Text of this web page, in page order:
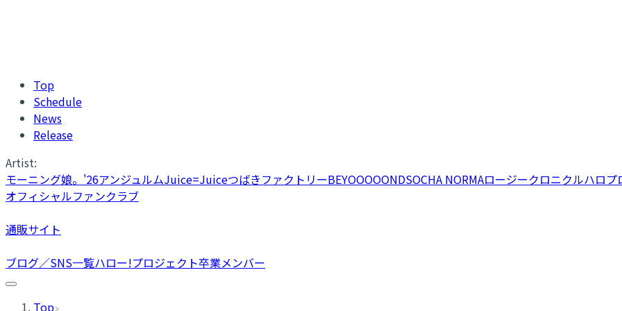
Top
Schedule
News
Release
Artist:
モーニング娘。'26アンジュルムJuice=JuiceつばきファクトリーBEYOOOOONDSOCHA NORMAロージークロニクルハロプ
オフィシャルファンクラブ
通販サイト
ブログ／SNS一覧ハロー!プロジェクト卒業メンバー
Top